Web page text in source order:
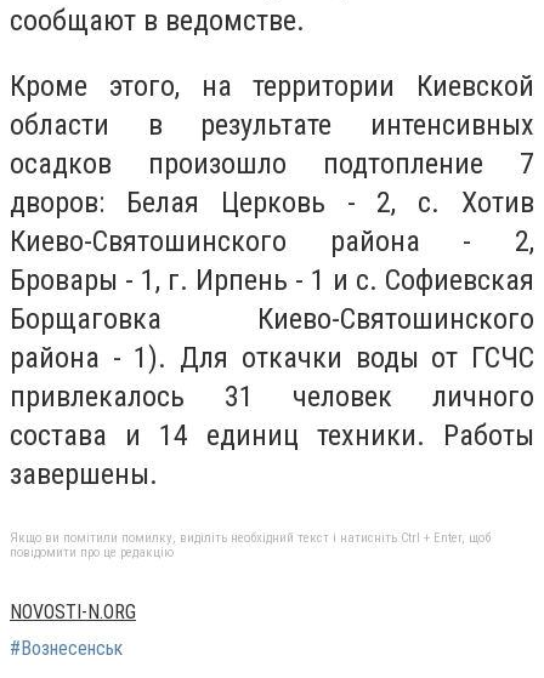
сообщают в ведомстве.
Кроме этого, на территории Киевской
области в результате интенсивных
осадков произошло подтопление 7
дворов: Белая Церковь - 2, с. Хотив
Киево-Святошинского района - 2,
Бровары - 1, г. Ирпень - 1 и с. Софиевская
Борщаговка Киево-Святошинского
района - 1). Для откачки воды от ГСЧС
привлекалось 31 человек личного
состава и 14 единиц техники. Работы
завершены.
Якщо ви помітили помилку, виділіть необхідний текст і натисніть Ctrl + Enter, щоб
повідомити про це редакцію
NOVOSTI-N.ORG
#Вознесенськ